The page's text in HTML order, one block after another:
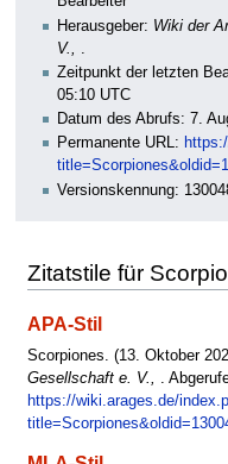
Herausgeber: Wiki der
V.,
Zeitpunkt der letzten
05:10 UTC
Datum des Abrufs: 7.
Permanente URL:
Versionskennung:
Zitatstile für
APA-Stil
Scorpiones. (13. Oktober
Gesellschaft e. V., .
https://wiki.arages.de/